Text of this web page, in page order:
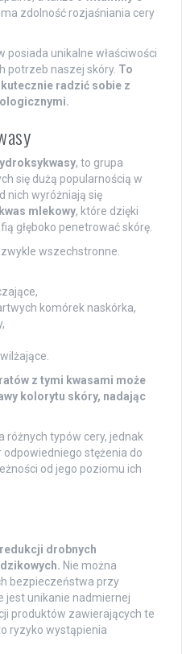
zdolność rozjaśniania cery
posiada unikalne właściwości
potrzeb naszej skóry. To
radzić sobie z
, to grupa
się dużą popularnością w
nich wyróżniają się
kwas mlekowy, które dzięki
głęboko penetrować skórę.
wszechstronne.
komórek naskórka,
z tymi kwasami może
kolorytu skóry, nadając
różnych typów cery, jednak
stężenia do
od jego poziomu ich
redukcji drobnych
Nie można
bezpieczeństwa przy
jest unikanie nadmiernej
produktów zawierających te
ryzyko wystąpienia